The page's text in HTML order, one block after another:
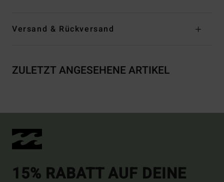
Versand & Rückversand
ZULETZT ANGESEHENE ARTIKEL
15% RABATT AUF DEINE